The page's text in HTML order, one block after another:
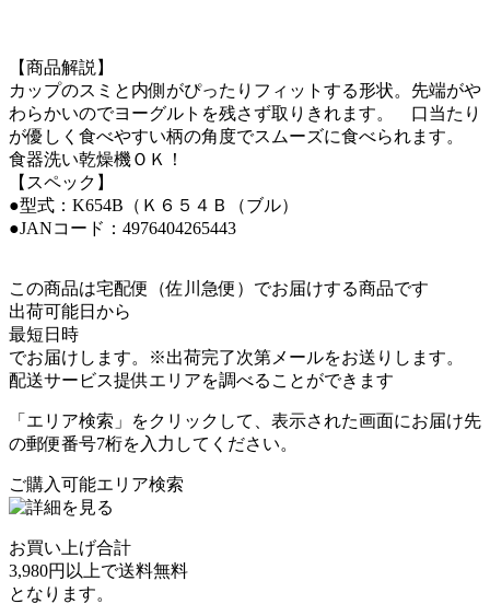
【商品解説】
カップのスミと内側がぴったりフィットする形状。先端がや
わらかいのでヨーグルトを残さず取りきれます。 口当たり
が優しく食べやすい柄の角度でスムーズに食べられます。
食器洗い乾燥機ＯＫ！
【スペック】
●型式：K654B（Ｋ６５４Ｂ（ブル）
●JANコード：4976404265443
この商品は宅配便（佐川急便）でお届けする商品です
出荷可能日から
最短日時
でお届けします。※出荷完了次第メールをお送りします。
配送サービス提供エリアを調べることができます
「エリア検索」をクリックして、表示された画面にお届け先
の郵便番号7桁を入力してください。
ご購入可能エリア検索
お買い上げ合計
3,980円以上で送料無料
となります。